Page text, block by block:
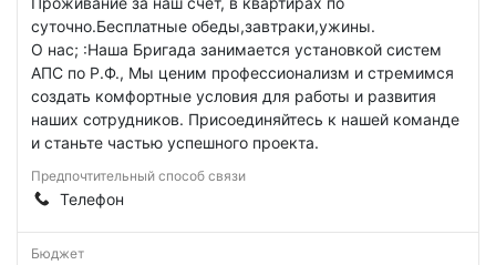
суточно.Бесплатные обеды,завтраки,ужины.
О нас; :Наша Бригада занимается установкой систем
АПС по Р.Ф., Мы ценим профессионализм и стремимся
создать комфортные условия для работы и развития
наших сотрудников. Присоединяйтесь к нашей команде
и станьте частью успешного проекта.
Предпочтительный способ связи
Телефон
Бюджет